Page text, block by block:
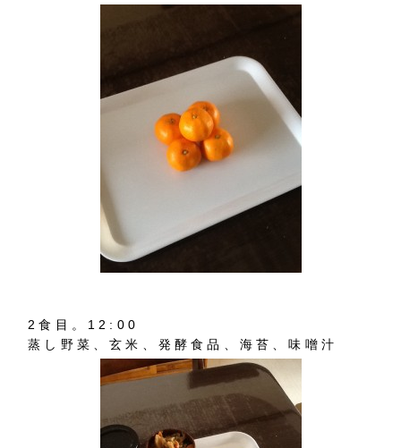
2食目。12:00
蒸し野菜、玄米、発酵食品、海苔、味噌汁